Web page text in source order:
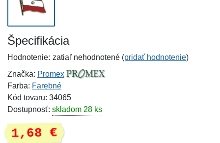
Špecifikácia
Hodnotenie: zatiaľ nehodnotené (pridať hodnotenie)
Značka: Promex
Farba: Farebné
Kód tovaru: 34065
Dostupnosť: skladom 28 ks
1,68 €